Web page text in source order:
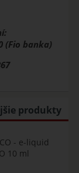
(Fio banka)
produkty
- e-liquid
10 ml